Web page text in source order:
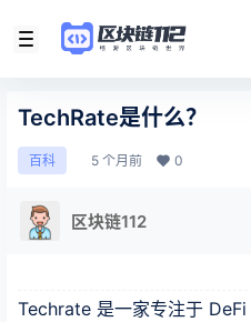
TechRate是什么？
百科 5 个月前 0
区块链112
Techrate 是一家专注于 DeFi